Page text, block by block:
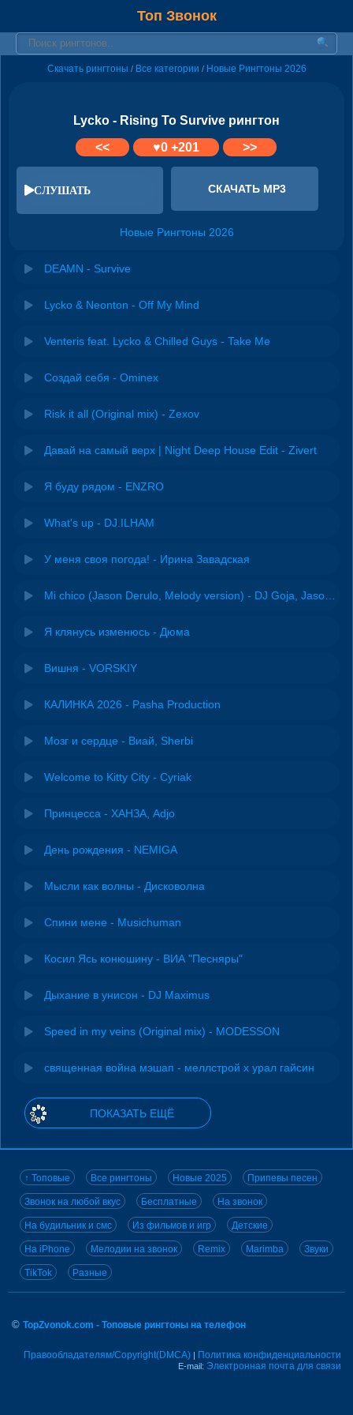
Топ Звонок
Скачать рингтоны / Все категории / Новые Рингтоны 2026
Lycko - Rising To Survive рингтон
<<
♥0+201 >>
СЛУШАТЬ СКАЧАТЬ MP3
Новые Рингтоны 2026
DEAMN - Survive
Lycko & Neonton - Off My Mind
Venteris feat. Lycko & Chilled Guys - Take Me
Создай себя - Ominex
Risk it all (Original mix) - Zexov
Давай на самый верх | Night Deep House Edit - Zivert
Я буду рядом - ENZRO
What's up - DJ.ILHAM
У меня своя погода! - Ирина Завадская
Я клянусь изменюсь - Дюма
Вишня - VORSKIY
КАЛИНКА 2026 - Pasha Production
Мозг и сердце - Виай, Sherbi
Welcome to Kitty City - Cyriak
Принцесса - ХАНЗА, Adjo
День рождения - NEMIGA
Мысли как волны - Дисковолна
Спини мене - Musichuman
Косил Ясь конюшину - ВИА "Песняры"
Дыхание в унисон - DJ Maximus
Speed in my veins (Original mix) - MODESSON
священная война мэшап - меллстрой х урал гайсин
ПОКАЗАТЬ ЕЩЁ
↑ Топовые Все рингтоны Новые 2025 Припевы песен
Звонок на любой вкус Бесплатные На звонок
На будильник и смс Из фильмов и игр Детские
На iPhone Мелодии на звонок Remix Marimba Звуки
TikTok Разные
© TopZvonok.com - Топовые рингтоны на телефон
Правообладателям/Copyright(DMCA) | Политика конфиденциальности
E-mail: Электронная почта для связи